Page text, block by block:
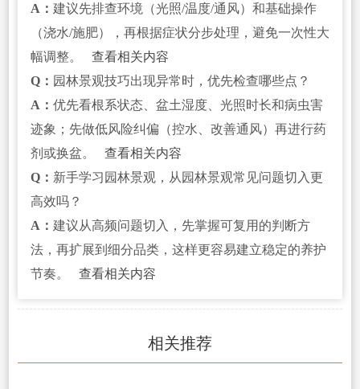
A： 建议先排查环境（光照/温度/通风）和基础操作
（浇水/施肥），再根据症状分步处理，避免一次性大
幅调整。
查看相关内容
Q： 园林景观技巧出现异常时，优先检查哪些点？
A： 优先看根系状态、盆土湿度、光照时长和病虫害
迹象；先做低风险纠偏（控水、改善通风）再进行药
剂或换盆。
查看相关内容
Q： 新手学习园林景观，从园林景观常见问题切入更
高效吗？
A： 建议从高频问题切入，先掌握可复用的判断方
法，再扩展到细分品类，这样更容易建立稳定的养护
节奏。
查看相关内容
相关推荐